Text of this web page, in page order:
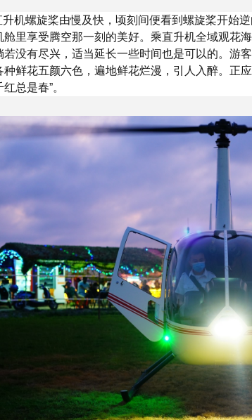
升机螺旋桨由慢及快，顷刻间便看到螺旋桨开始
舱里享受腾空那一刻的美好。乘直升机全域观花
若没有尽兴，适当延长一些时间也是可以的。游
种鲜花五颜六色，遍地鲜花烂漫，引人入醉。正
总是春”。